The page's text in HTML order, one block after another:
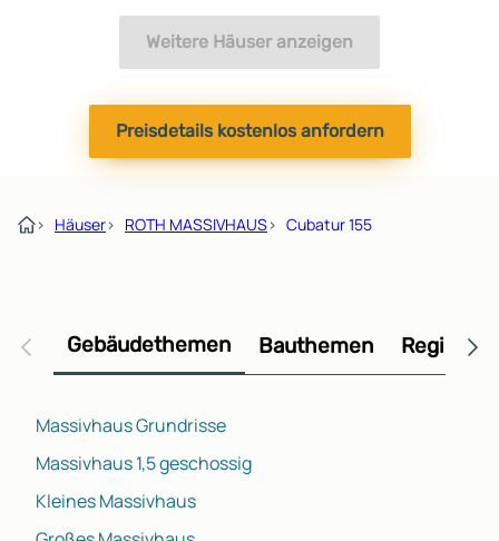
Weitere Häuser anzeigen
Preisdetails kostenlos anfordern
› Häuser› ROTH MASSIVHAUS› Cubatur 155
Gebäudethemen Bauthemen
Massivhaus Grundrisse
Massivhaus 1,5 geschossig
Kleines Massivhaus